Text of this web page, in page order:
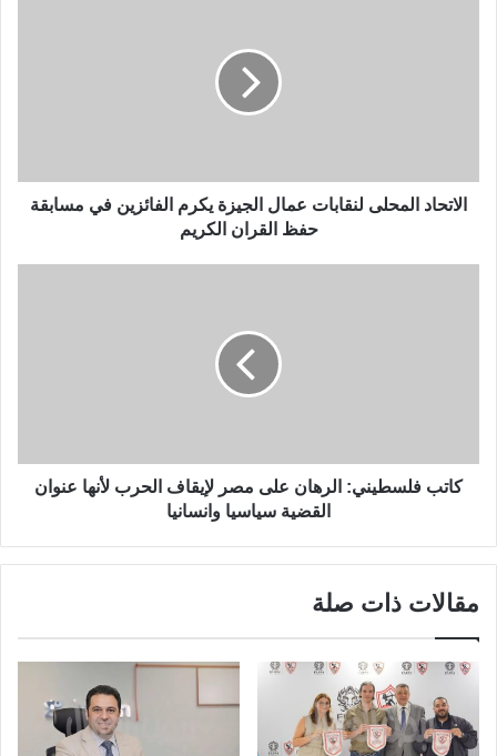
الاتحاد المحلى لنقابات عمال الجيزة يكرم الفائزين في مسابقة
حفظ القران الكريم
كاتب فلسطيني: الرهان على مصر لإيقاف الحرب لأنها عنوان
القضية سياسيا وانسانيا
مقالات ذات صلة